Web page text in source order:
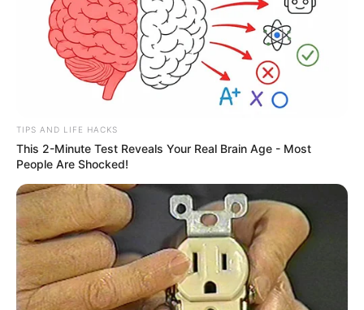
TIPS AND LIFE HACKS
This 2-Minute Test Reveals Your Real Brain Age - Most
People Are Shocked!